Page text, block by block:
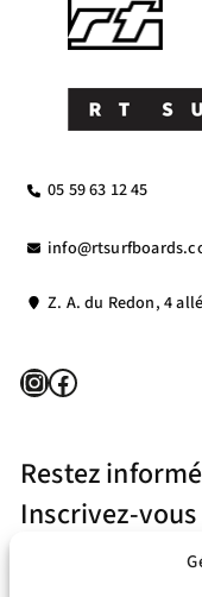
05 59 63 12 45
Z. A. du Redon, 4
InstagramFacebook
Restez
Inscrivez-